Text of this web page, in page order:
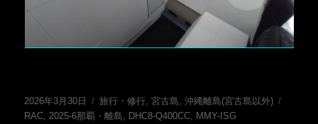
投
稿
2026年3月30日
カ
テ
旅行・修行,宮古島,沖縄離島(宮古島以外)
RAC,2025-6那覇・離島, DHC8-Q400CC, MMY-ISG